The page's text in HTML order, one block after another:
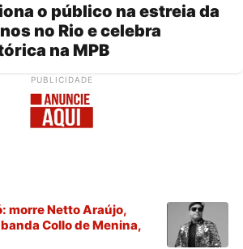
o público na estreia da
no Rio e celebra
na MPB
PUBLICIDADE
morre Netto Araújo,
Collo de Menina,